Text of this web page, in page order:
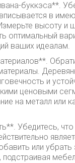
буккэса**.
в
высоту и
оптимальный
ваших идеалам.
и
ценовыми
на металл или
Убедитесь,
или
подстраивая